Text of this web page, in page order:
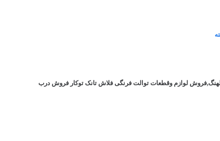
لوازم وقطعات توالت فرنگی فلاش تانک توکار فروش درب